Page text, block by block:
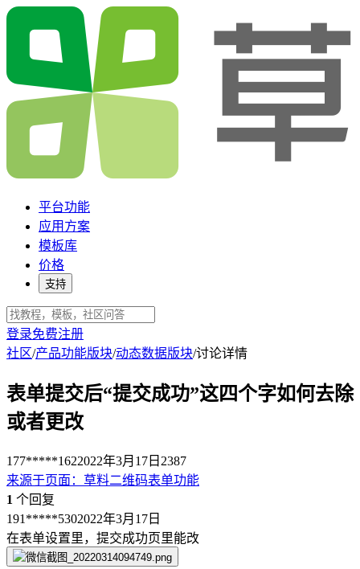
平台功能
应用方案
模板库
价格
支持
登录免费注册
社区/产品功能版块/动态数据版块/讨论详情
表单提交后“提交成功”这四个字如何去除
或者更改
177*****1622022年3月17日 2387
来源于页面 ： 草料二维码表单功能
1 个回复
191*****5302022年3月17日
在表单设置里，提交成功页里能改